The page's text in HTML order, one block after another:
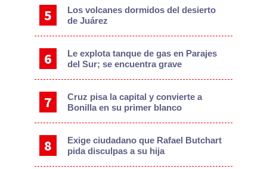
Los volcanes dormidos del desierto
de Juárez
Le explota tanque de gas en Parajes
del Sur; se encuentra grave
Cruz pisa la capital y convierte a
Bonilla en su primer blanco
Exige ciudadano que Rafael Butchart
pida disculpas a su hija